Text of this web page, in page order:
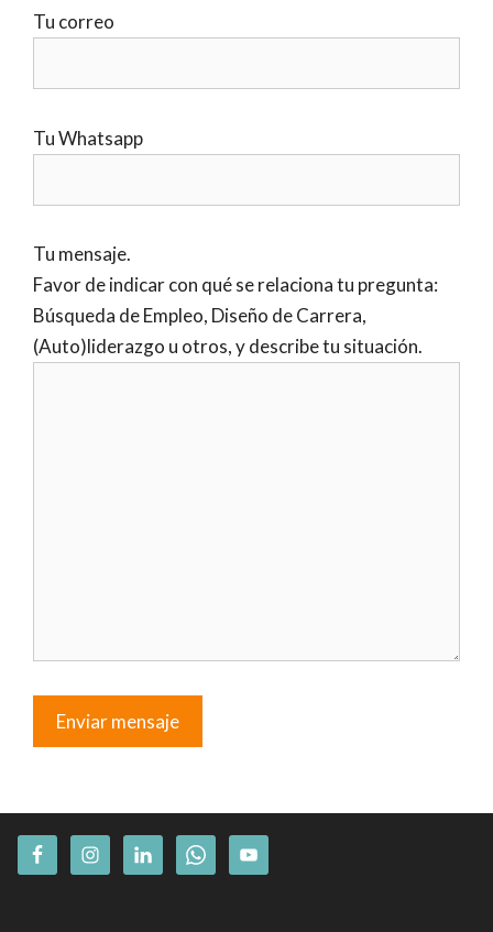
Tu correo
Tu Whatsapp
Tu mensaje.
Favor de indicar con qué se relaciona tu pregunta:
Búsqueda de Empleo, Diseño de Carrera,
(Auto)liderazgo u otros, y describe tu situación.